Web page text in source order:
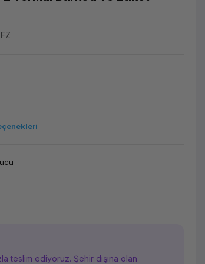
teslim ediyoruz. Şehir dışına olan